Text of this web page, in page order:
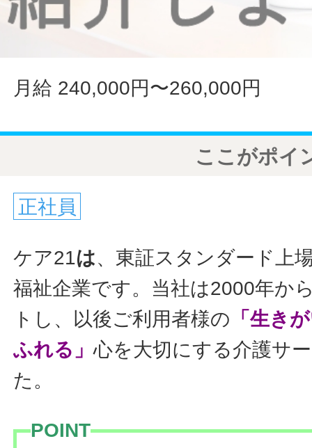
月給 240,000円〜260,000円
ここがポイ
正社員
ケア21は、東証スタンダード上
福祉企業です。当社は2000年か
トし、以後ご利用者様の 「生き
ふれる」心を大切にする介護サ
た。
POINT